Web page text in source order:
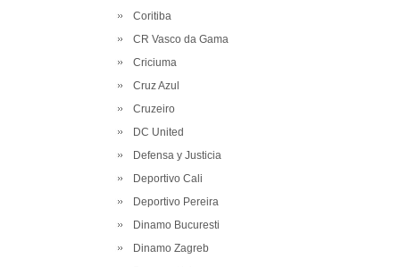
Coritiba
CR Vasco da Gama
Criciuma
Cruz Azul
Cruzeiro
DC United
Defensa y Justicia
Deportivo Cali
Deportivo Pereira
Dinamo Bucuresti
Dinamo Zagreb